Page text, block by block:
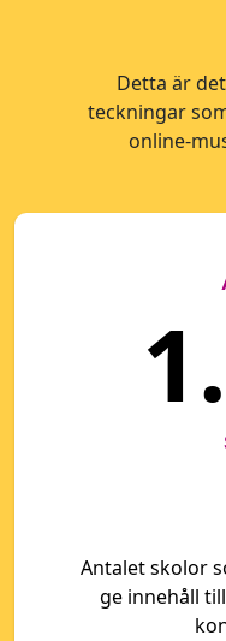
Detta är
teckningar
online-
Antalet skolor
ge innehåll